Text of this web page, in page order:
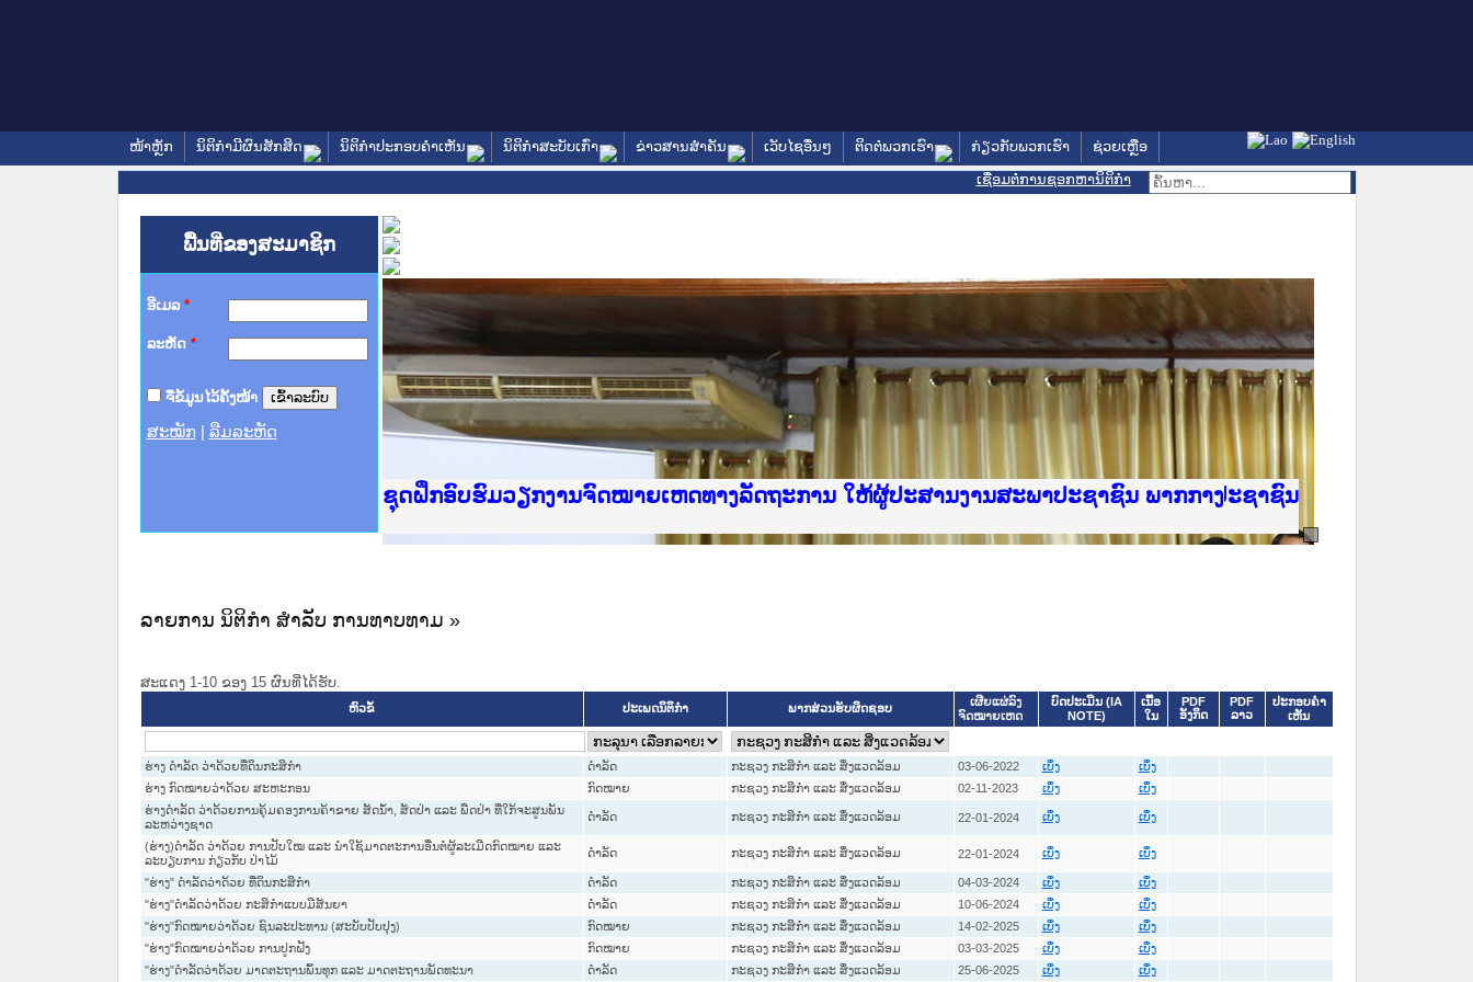
ໜ້າຫຼັກ ນິຕິກໍາມີຜົນສັກສິດ ນິຕິກໍາປະກອບຄໍາເຫັນ ນິຕິກໍາສະບັບເກົ່າ ຂ່າວສານສໍາຄັນ ເວັບໄຊອື່ນໆ ຕິດຕໍ່ພວກເຮົາ ກ່ຽວກັບພວກເຮົາ
ຊ່ວຍເຫຼືອ
ເຊື່ອມຕໍ່ການຊອກຫານິຕິກຳ
ພື້ນທີ່ຂອງສະມາຊິກ
ອີເມລ *
ລະຫັດ *
ຈື່ຂໍ້ມູນໄວ້ຄັ້ງໜ້າ
ສະໝັກ ລືມລະຫັດ
Ministry of Justice Lao PDR
ເຜີຍແຜ່ວັບໄຊຈົດໝາຍເຫດທາງລັດຖະການ ແລະ ແອັບກົດໝາຍລາວ ທີ່ ສະຖາບັນຍຸຕິທຳແຫ່ງຊາດ
ກະຊວງຍຸຕິທຳ
ຊຸດຝຶກອົບຮົມວຽກງານຈົດໝາຍເຫດທາງລັດຖະການ ໃຫ້ຜູ້ປະສານງານສະພາປະຊາຊົນ ພາກເໜືອ
ກອງປະຊຸມທົບທວນຄືນການຈັດຕັ້ງປະຕິບັດວຽກງານຈົດໝາຍເຫດທາງລັດຖະການ
ຝຶກອົບຮົມ ຜູ່ປະສານງານວຽກງານຈົດໝາຍເຫດທາງລັດຖະການ ສຳລັບ ພາກກາງ
ຝຶກອົບຮົມ ຜູ່ປະສານງານວຽກງານຈົດໝາຍເຫດທາງລັດຖະການ ສຳລັບ ພາກໃຕ້
ເຜີຍແຜ່ແອັບກົດໝາຍລາວ ແລະ ເວັບໄຊຈົດໝາຍເຫດທາງລັດຖະການ ທີ່ ວິທະຍາຄານຕຳຫຼວດປະຊາຊົນ
ເຜີຍແຜ່ແອັບກົດໝາຍລາວ ແລະ ເວັບໄຊຈົດໝາຍເຫດທາງລັດຖະການ ທີ່ ວິທະຍາຄານສັນຕິບານປະຊາຊົນ
ຍົກລະດັບວຽກງານຈົດໝາຍເຫດທາງລັດຖະການໃຫ້ຜູ້ປະສານງານຂັ້ນແຂວງພາກເໜືອ
ຊຸດຝຶກອົບຮົມວຽກງານຈົດໝາຍເຫດທາງລັດຖະການ ໃຫ້ຜູ້ປະສານງານສະພາປະຊາຊົນ ພາກກາງ
ລາຍການ ນິຕິກໍາ ສໍາລັບ ການທາບທາມ »
ສະແດງ 1-10 ຂອງ 15 ຜົນທີ່ໄດ້ຮັບ.
ຫົວຂໍ້ ປະເພດນິຕິກຳ ພາກສ່ວນຮັບຜິດຊອບ
ເຜີຍແຜ່ລົງ
ຈົດໝາຍເຫດ
ບົດປະເມີນ (IA
NOTE)
ເນື້ອ
ໃນ
PDF
ອັງກິດ
PDF
ລາວ
ປະກອບຄໍາ
ເຫັນ
ຮ່າງ ດໍາລັດ ວ່າດ້ວຍທີ່ດິນກະສິກໍາ ດໍາລັດ ກະຊວງ ກະສິກຳ ແລະ ສິ່ງແວດລ້ອມ 03-06-2022 ເບິ່ງ ເບິ່ງ
ຮ່າງ ກົດໝາຍວ່າດ້ວຍ ສະຫະກອນ ກົດໝາຍ ກະຊວງ ກະສິກຳ ແລະ ສິ່ງແວດລ້ອມ 02-11-2023 ເບິ່ງ ເບິ່ງ
ຮ່າງດຳລັດ ວ່າດ້ວຍການຄຸ້ມຄອງການຄ້າຂາຍ ສັດນ້ຳ, ສັດປ່າ ແລະ ພືດປ່າ ທີ່ໃກ້ຈະສູນພັນ
ລະຫວ່າງຊາດ
ດໍາລັດ ກະຊວງ ກະສິກຳ ແລະ ສິ່ງແວດລ້ອມ 22-01-2024 ເບິ່ງ ເບິ່ງ
(ຮ່າງ)ດຳລັດ ວ່າດ້ວຍ ການປັບໃໝ ແລະ ນຳໃຊ້ມາດຕະການອື່ນຕໍ່ຜູ້ລະເມີດກົດໝາຍ ແລະ
ລະບຽບການ ກ່ຽວກັບ ປ່າໄມ້
ດໍາລັດ ກະຊວງ ກະສິກຳ ແລະ ສິ່ງແວດລ້ອມ 22-01-2024 ເບິ່ງ ເບິ່ງ
"ຮ່າງ" ດຳລັດວ່າດ້ວຍ ທີ່ດິນກະສິກຳ ດໍາລັດ ກະຊວງ ກະສິກຳ ແລະ ສິ່ງແວດລ້ອມ 04-03-2024 ເບິ່ງ ເບິ່ງ
"ຮ່າງ"ດຳລັດວ່າດ້ວຍ ກະສິກຳແບບມີສັນຍາ ດໍາລັດ ກະຊວງ ກະສິກຳ ແລະ ສິ່ງແວດລ້ອມ 10-06-2024 ເບິ່ງ ເບິ່ງ
"ຮ່າງ"ກົດໝາຍວ່າດ້ວຍ ຊົນລະປະທານ (ສະບັບປັບປຸງ) ກົດໝາຍ ກະຊວງ ກະສິກຳ ແລະ ສິ່ງແວດລ້ອມ 14-02-2025 ເບິ່ງ ເບິ່ງ
"ຮ່າງ"ກົດໝາຍວ່າດ້ວຍ ການປູກຝັງ ກົດໝາຍ ກະຊວງ ກະສິກຳ ແລະ ສິ່ງແວດລ້ອມ 03-03-2025 ເບິ່ງ ເບິ່ງ
"ຮ່າງ"ດຳລັດວ່າດ້ວຍ ມາດຕະຖານພົ້ນທຸກ ແລະ ມາດຕະຖານພັດທະນາ ດໍາລັດ ກະຊວງ ກະສິກຳ ແລະ ສິ່ງແວດລ້ອມ 25-06-2025 ເບິ່ງ ເບິ່ງ